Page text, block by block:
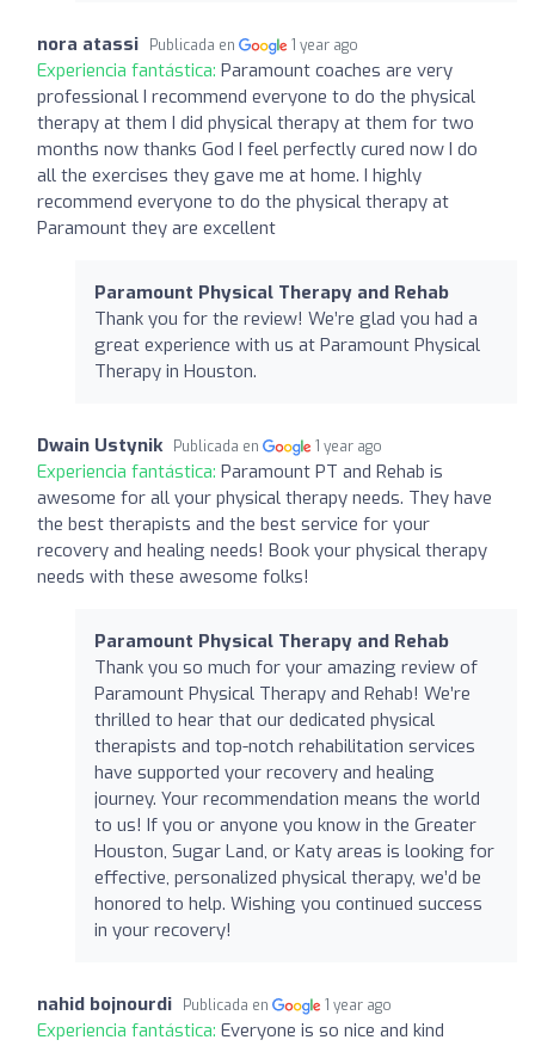
nora atassi Publicada en 1 year ago
Experiencia fantástica: Paramount coaches are very
professional I recommend everyone to do the physical
therapy at them I did physical therapy at them for two
months now thanks God I feel perfectly cured now I do
all the exercises they gave me at home. I highly
recommend everyone to do the physical therapy at
Paramount they are excellent
Paramount Physical Therapy and Rehab
Thank you for the review! We’re glad you had a
great experience with us at Paramount Physical
Therapy in Houston.
Dwain Ustynik Publicada en 1 year ago
Experiencia fantástica: Paramount PT and Rehab is
awesome for all your physical therapy needs. They have
the best therapists and the best service for your
recovery and healing needs! Book your physical therapy
needs with these awesome folks!
Paramount Physical Therapy and Rehab
Thank you so much for your amazing review of
Paramount Physical Therapy and Rehab! We’re
thrilled to hear that our dedicated physical
therapists and top-notch rehabilitation services
have supported your recovery and healing
journey. Your recommendation means the world
to us! If you or anyone you know in the Greater
Houston, Sugar Land, or Katy areas is looking for
effective, personalized physical therapy, we’d be
honored to help. Wishing you continued success
in your recovery!
nahid bojnourdi Publicada en 1 year ago
Experiencia fantástica: Everyone is so nice and kind